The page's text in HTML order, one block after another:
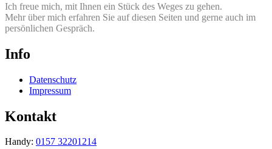
Ich freue mich, mit Ihnen ein Stück des Weges zu gehen.
Mehr über mich erfahren Sie auf diesen Seiten und gerne auch im
persönlichen Gespräch.
Info
Datenschutz
Impressum
Kontakt
Handy: 0157 32201214